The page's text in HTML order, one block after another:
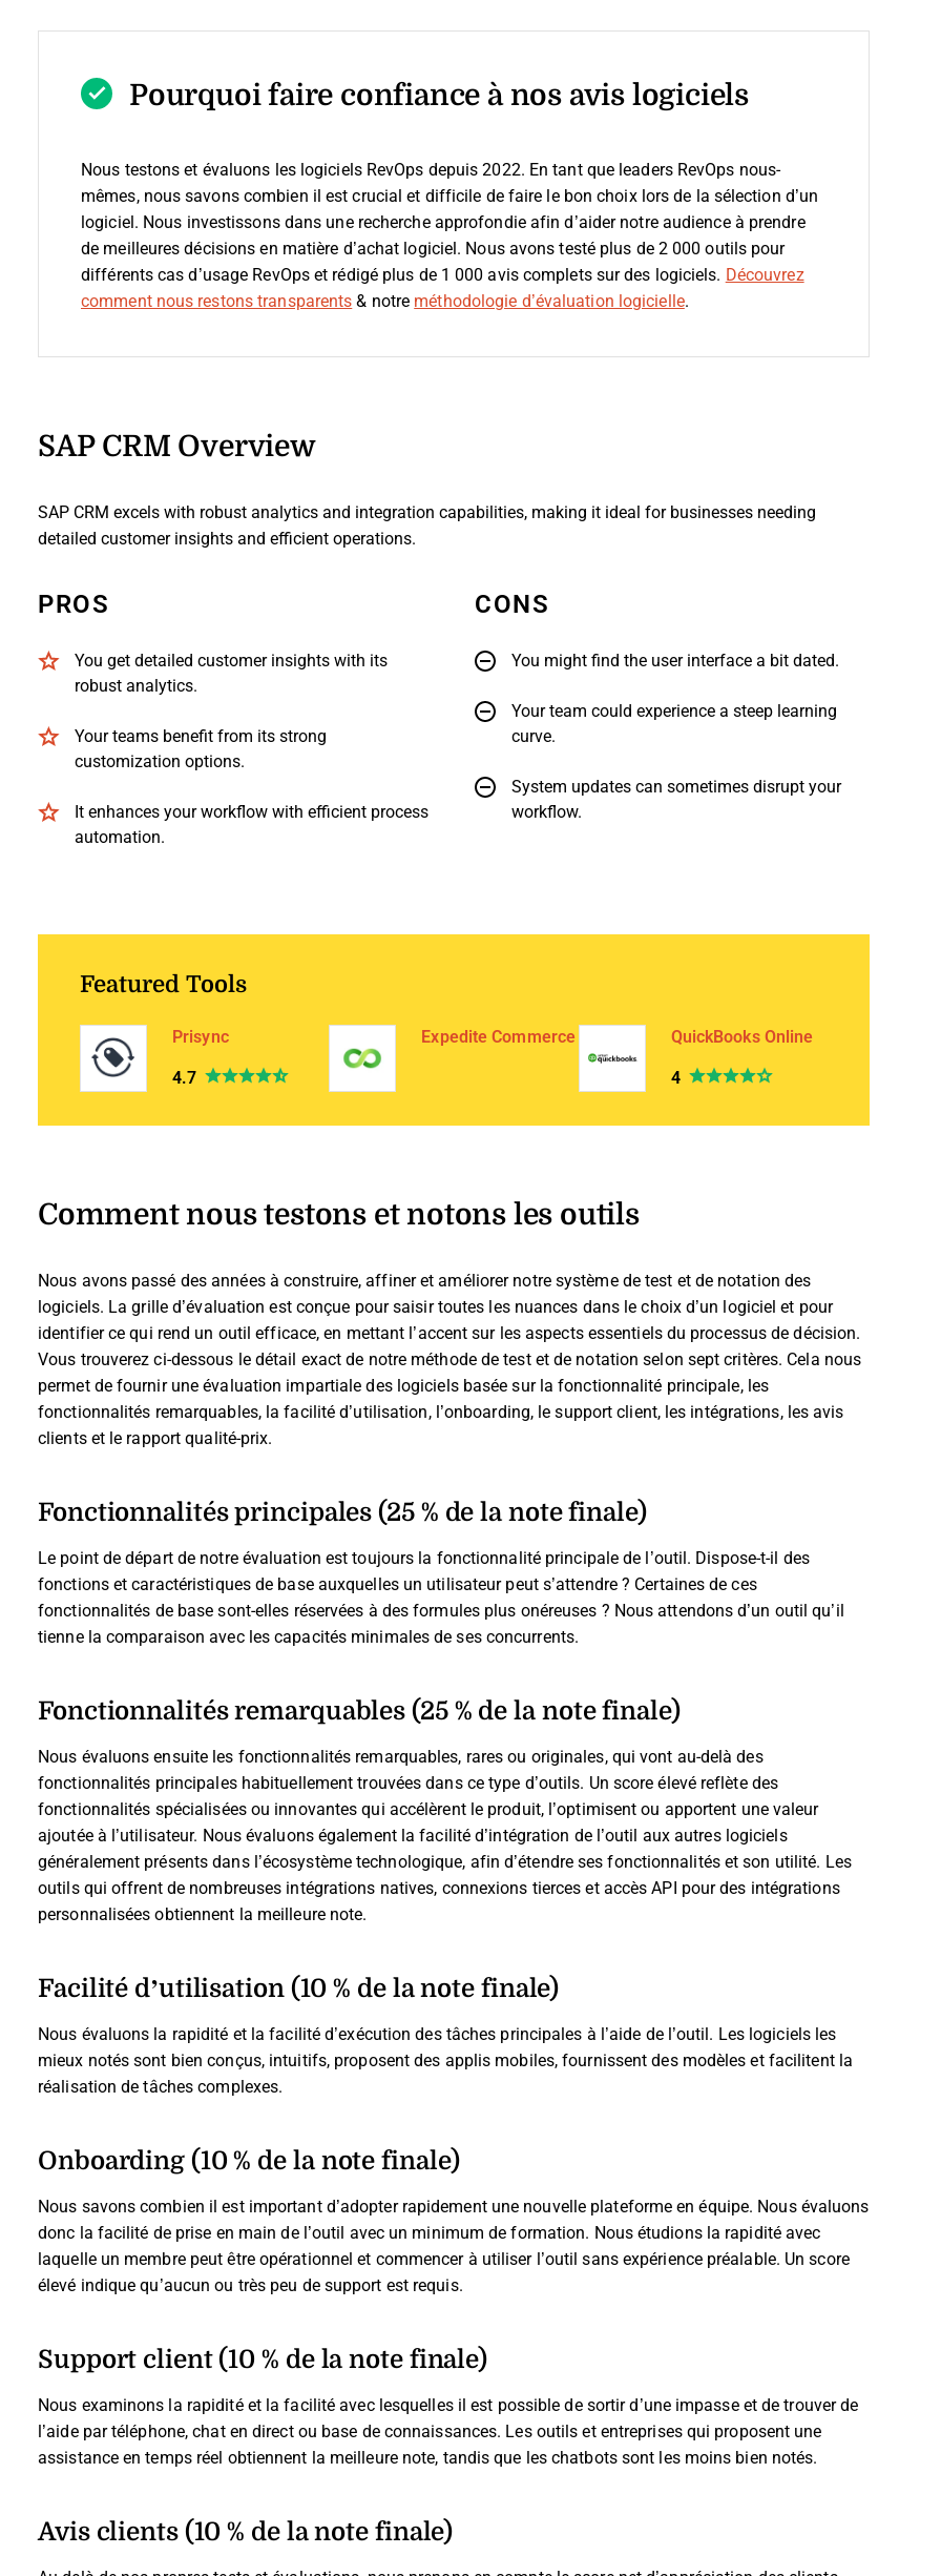
Pourquoi faire confiance à nos avis logiciels
Nous testons et évaluons les logiciels RevOps depuis 2022. En tant que leaders RevOps nous-
mêmes, nous savons combien il est crucial et difficile de faire le bon choix lors de la sélection d’un
logiciel. Nous investissons dans une recherche approfondie afin d’aider notre audience à prendre
de meilleures décisions en matière d’achat logiciel. Nous avons testé plus de 2 000 outils pour
différents cas d’usage RevOps et rédigé plus de 1 000 avis complets sur des logiciels. Découvrez
comment nous restons transparents & notre méthodologie d’évaluation logicielle.
SAP CRM Overview
SAP CRM excels with robust analytics and integration capabilities, making it ideal for businesses needing
detailed customer insights and efficient operations.
PROS
You get detailed customer insights with its
robust analytics.
Your teams benefit from its strong
customization options.
It enhances your workflow with efficient process
automation.
CONS
You might find the user interface a bit dated.
Your team could experience a steep learning
curve.
System updates can sometimes disrupt your
workflow.
Featured Tools
Prisync
4.7
Expedite Commerce QuickBooks Online
4
Comment nous testons et notons les outils
Nous avons passé des années à construire, affiner et améliorer notre système de test et de notation des
logiciels. La grille d’évaluation est conçue pour saisir toutes les nuances dans le choix d’un logiciel et pour
identifier ce qui rend un outil efficace, en mettant l’accent sur les aspects essentiels du processus de décision.
Vous trouverez ci-dessous le détail exact de notre méthode de test et de notation selon sept critères. Cela nous
permet de fournir une évaluation impartiale des logiciels basée sur la fonctionnalité principale, les
fonctionnalités remarquables, la facilité d’utilisation, l’onboarding, le support client, les intégrations, les avis
clients et le rapport qualité-prix.
Fonctionnalités principales (25 % de la note finale)
Le point de départ de notre évaluation est toujours la fonctionnalité principale de l’outil. Dispose-t-il des
fonctions et caractéristiques de base auxquelles un utilisateur peut s’attendre ? Certaines de ces
fonctionnalités de base sont-elles réservées à des formules plus onéreuses ? Nous attendons d’un outil qu’il
tienne la comparaison avec les capacités minimales de ses concurrents.
Fonctionnalités remarquables (25 % de la note finale)
Nous évaluons ensuite les fonctionnalités remarquables, rares ou originales, qui vont au-delà des
fonctionnalités principales habituellement trouvées dans ce type d’outils. Un score élevé reflète des
fonctionnalités spécialisées ou innovantes qui accélèrent le produit, l’optimisent ou apportent une valeur
ajoutée à l’utilisateur. Nous évaluons également la facilité d’intégration de l’outil aux autres logiciels
généralement présents dans l’écosystème technologique, afin d’étendre ses fonctionnalités et son utilité. Les
outils qui offrent de nombreuses intégrations natives, connexions tierces et accès API pour des intégrations
personnalisées obtiennent la meilleure note.
Facilité d’utilisation (10 % de la note finale)
Nous évaluons la rapidité et la facilité d’exécution des tâches principales à l’aide de l’outil. Les logiciels les
mieux notés sont bien conçus, intuitifs, proposent des applis mobiles, fournissent des modèles et facilitent la
réalisation de tâches complexes.
Onboarding (10 % de la note finale)
Nous savons combien il est important d’adopter rapidement une nouvelle plateforme en équipe. Nous évaluons
donc la facilité de prise en main de l’outil avec un minimum de formation. Nous étudions la rapidité avec
laquelle un membre peut être opérationnel et commencer à utiliser l’outil sans expérience préalable. Un score
élevé indique qu’aucun ou très peu de support est requis.
Support client (10 % de la note finale)
Nous examinons la rapidité et la facilité avec lesquelles il est possible de sortir d’une impasse et de trouver de
l’aide par téléphone, chat en direct ou base de connaissances. Les outils et entreprises qui proposent une
assistance en temps réel obtiennent la meilleure note, tandis que les chatbots sont les moins bien notés.
Avis clients (10 % de la note finale)